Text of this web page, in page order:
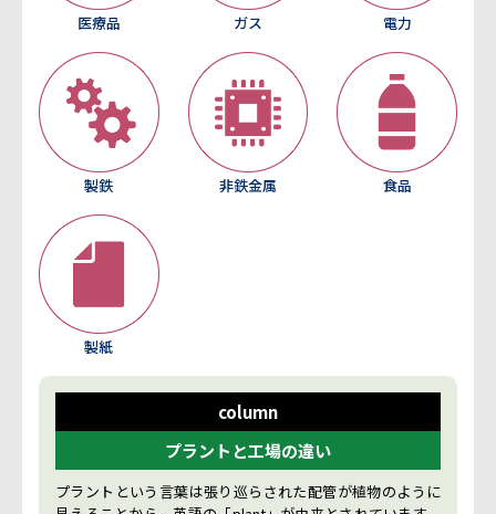
医療品 ガス 電力
製鉄 非鉄金属 食品
製紙
column
プラントと工場の違い
プラントという言葉は張り巡らされた配管が植物のように